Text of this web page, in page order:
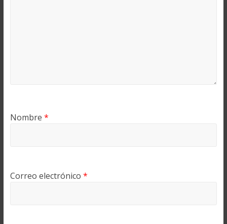
Nombre *
Correo electrónico *